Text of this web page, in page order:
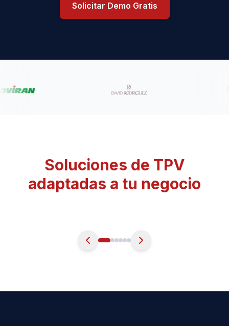
Solicitar Demo Gratis
Soluciones de TPV
adaptadas a tu negocio